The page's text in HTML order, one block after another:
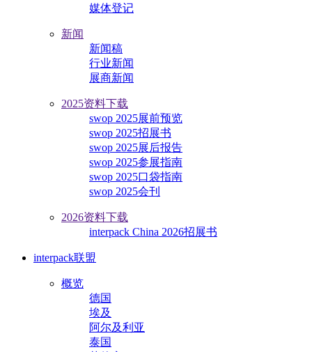
媒体登记
新闻
新闻稿
行业新闻
展商新闻
2025资料下载
swop 2025展前预览
swop 2025招展书
swop 2025展后报告
swop 2025参展指南
swop 2025口袋指南
swop 2025会刊
2026资料下载
interpack China 2026招展书
interpack联盟
概览
德国
埃及
阿尔及利亚
泰国